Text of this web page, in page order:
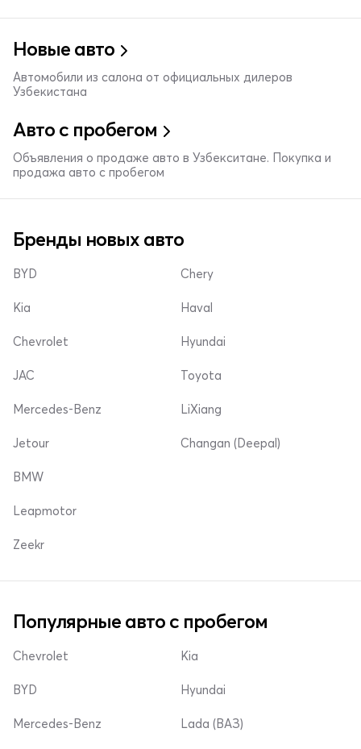
Новые авто
Автомобили из салона от официальных дилеров
Узбекистана
Авто с пробегом
Объявления о продаже авто в Узбекситане. Покупка и
продажа авто с пробегом
Бренды новых авто
BYD
Kia
Chevrolet
Chery
Haval
Hyundai
JAC
Mercedes-Benz
Jetour
Toyota
LiXiang
Changan (Deepal)
BMW
Leapmotor
Zeekr
Популярные авто с пробегом
Chevrolet
BYD
Mercedes-Benz
Kia
Hyundai
Lada (ВАЗ)